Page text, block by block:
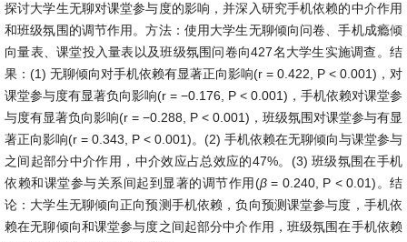
探讨大学生无聊对课堂参与度的影响，并深入研究手机依赖的中介作用
和班级氛围的调节作用。方法：使用大学生无聊倾向问卷、手机成瘾倾
向量表、课堂投入量表以及班级氛围问卷向427名大学生实施调查。结
果：(1) 无聊倾向对手机依赖有显著正向影响(r = 0.422, P < 0.001)，对
课堂参与度有显著负向影响(r = −0.176, P < 0.001)，手机依赖对课堂参
与度有显著负向影响(r = −0.288, P < 0.001)，班级氛围对课堂参与有显
著正向影响(r = 0.343, P < 0.001)。(2) 手机依赖在无聊倾向与课堂参与
之间起部分中介作用，中介效应占总效应的47%。(3) 班级氛围在手机
依赖和课堂参与关系间起到显著的调节作用(β= 0.240, P < 0.01)。结
论：大学生无聊倾向正向预测手机依赖，负向预测课堂参与度，手机依
赖在无聊倾向和课堂参与度之间起部分中介作用，班级氛围在手机依赖